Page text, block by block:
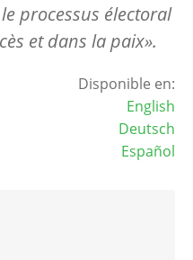
processus électoral
et dans la paix».
Disponible en:
English
Deutsch
Español